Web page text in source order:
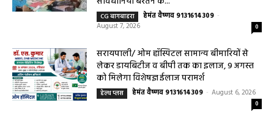
महासमुंद खाद्य सुरक्षा विभाग द्वारा पिथौरा एवं
बागबाहरा में किया औचक निरीक्षण खाद्य पदार्थों की
गुणवत्ता एवं स्वच्छता को लेकर आवश्यक
सावधानियां बरतने के...
CG बागबाहरा हेमंत वैष्णव 9131614309 -
August 7, 2026
सरायपाली/ ओम हॉस्पिटल सामान्य बीमारियों से
लेकर डायबिटीज व बीपी तक का इलाज, 9 अगस्त